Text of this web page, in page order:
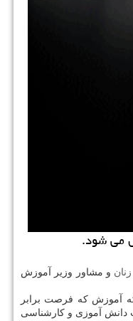
زنان و مشاور وزیر آموزش
آموزش» باتوجه به هدف شبکه آموزش که فرصت برابر
دانش آموزی و کارشناسی